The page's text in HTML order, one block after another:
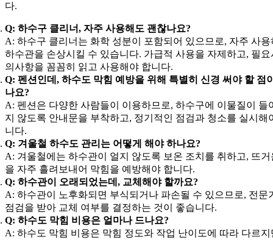
다.
Q: 하수구 클리너, 자주 사용해도 괜찮나요?
A: 하수구 클리너는 화학 성분이 포함되어 있으므로, 자주 사용
하수관을 손상시킬 수 있습니다. 가급적 사용을 자제하고, 필요
의사항을 꼼꼼히 읽고 사용해야 합니다.
Q: 펜션인데, 하수도 막힘 예방을 위해 특별히 신경 써야 할 점
나요?
A: 펜션은 다양한 사람들이 이용하므로, 하수구에 이물질이 들
지 않도록 안내문을 부착하고, 정기적인 점검과 청소를 실시해
니다.
Q: 겨울철 하수도 관리는 어떻게 해야 하나요?
A: 겨울철에는 하수관이 얼지 않도록 보온 조치를 취하고, 뜨거
을 자주 흘려보내어 막힘을 예방해야 합니다.
Q: 하수관이 오래되었는데, 교체해야 할까요?
A: 하수관이 노후화되면 부식되거나 파손될 수 있으므로, 전문
점검을 받아 교체 여부를 결정하는 것이 좋습니다.
Q: 하수도 막힘 비용은 얼마나 드나요?
A: 하수도 막힘 비용은 막힘 정도와 작업 난이도에 따라 다르지